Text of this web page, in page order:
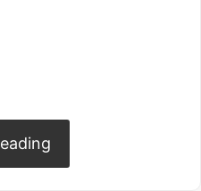
में कुल पदों की संख्या
योग्यता और मापदण्ड